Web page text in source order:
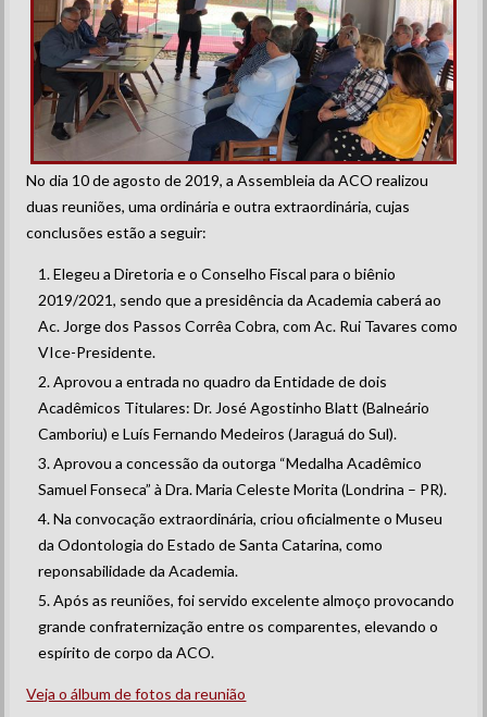
No dia 10 de agosto de 2019, a Assembleia da ACO realizou
duas reuniões, uma ordinária e outra extraordinária, cujas
conclusões estão a seguir:
Elegeu a Diretoria e o Conselho Fiscal para o biênio
2019/2021, sendo que a presidência da Academia caberá ao
Ac. Jorge dos Passos Corrêa Cobra, com Ac. Rui Tavares como
VIce-Presidente.
Aprovou a entrada no quadro da Entidade de dois
Acadêmicos Titulares: Dr. José Agostinho Blatt (Balneário
Camboriu) e Luís Fernando Medeiros (Jaraguá do Sul).
Aprovou a concessão da outorga “Medalha Acadêmico
Samuel Fonseca” à Dra. Maria Celeste Morita (Londrina – PR).
Na convocação extraordinária, criou oficialmente o Museu
da Odontologia do Estado de Santa Catarina, como
reponsabilidade da Academia.
Após as reuniões, foi servido excelente almoço provocando
grande confraternização entre os comparentes, elevando o
espírito de corpo da ACO.
Veja o álbum de fotos da reunião